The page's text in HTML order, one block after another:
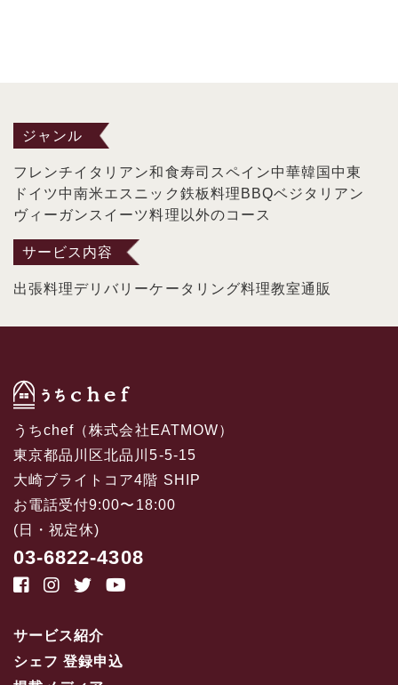
ジャンル
フレンチイタリアン和食寿司 スペイン中華韓国 中東
ドイツ中南米エスニック 鉄板料理 BBQベジタリアン
ヴィーガン スイーツ料理以外のコース
サービス内容
出張料理デリバリーケータリング料理教室通販
うちchef（株式会社EATMOW）
東京都品川区北品川5-5-15
大崎ブライトコア4階 SHIP
お電話受付9:00〜18:00
(日・祝定休)
03-6822-4308
サービス紹介
シェフ 登録申込